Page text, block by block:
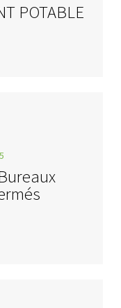
POTABLE